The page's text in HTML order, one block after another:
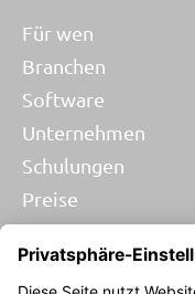
Für wen
Branchen
Software
Unternehmen
Schulungen
Preise